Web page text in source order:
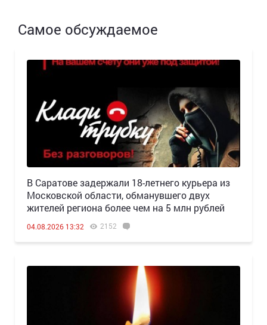
Самое обсуждаемое
В Саратове задержали 18-летнего курьера из
Московской области, обманувшего двух
жителей региона более чем на 5 млн рублей
04.08.2026 13:32 2152